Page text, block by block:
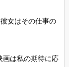
彼女はその仕事の
画は私の期待に応